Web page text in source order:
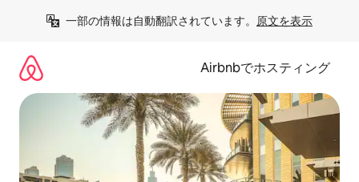
一部の情報は自動翻訳されています。 原文を表示
Airbnbでホスティング